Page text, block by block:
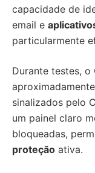
capacidade de
email e
particularmente
Durante testes, o
sinalizados pelo
um painel claro
bloqueadas,
proteção ativa.